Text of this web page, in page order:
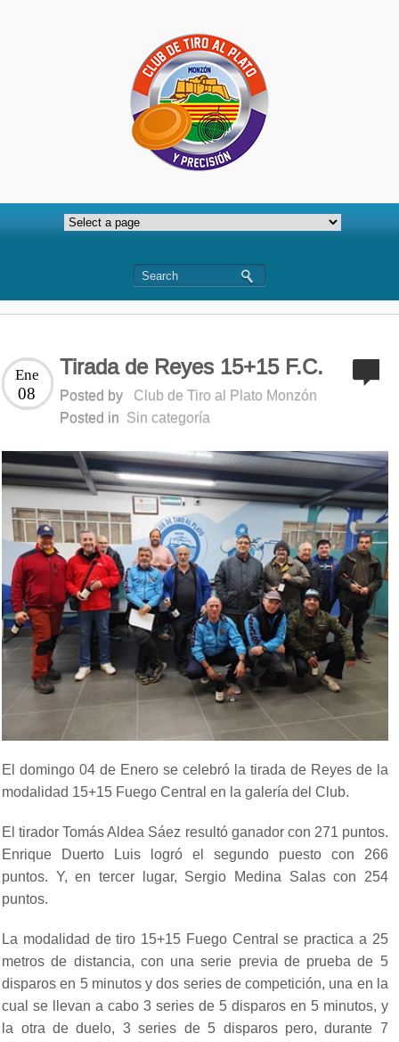
Tirada de Reyes 15+15 F.C.
Ene
08 Posted by
Club de Tiro al Plato Monzón
Posted in Sin categoría
El domingo 04 de Enero se celebró la tirada de Reyes de la
modalidad 15+15 Fuego Central en la galería del Club.
El tirador Tomás Aldea Sáez resultó ganador con 271 puntos.
Enrique Duerto Luis logró el segundo puesto con 266
puntos. Y, en tercer lugar, Sergio Medina Salas con 254
puntos.
La modalidad de tiro 15+15 Fuego Central se practica a 25
metros de distancia, con una serie previa de prueba de 5
disparos en 5 minutos y dos series de competición, una en la
cual se llevan a cabo 3 series de 5 disparos en 5 minutos, y
la otra de duelo, 3 series de 5 disparos pero, durante 7